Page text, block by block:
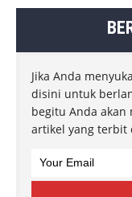
Jika Anda
disini untuk
begitu Anda
artikel yang terbit